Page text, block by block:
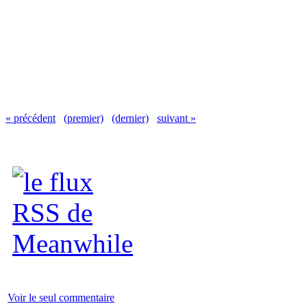
« précédent (premier) (dernier) suivant »
Voir le seul commentaire